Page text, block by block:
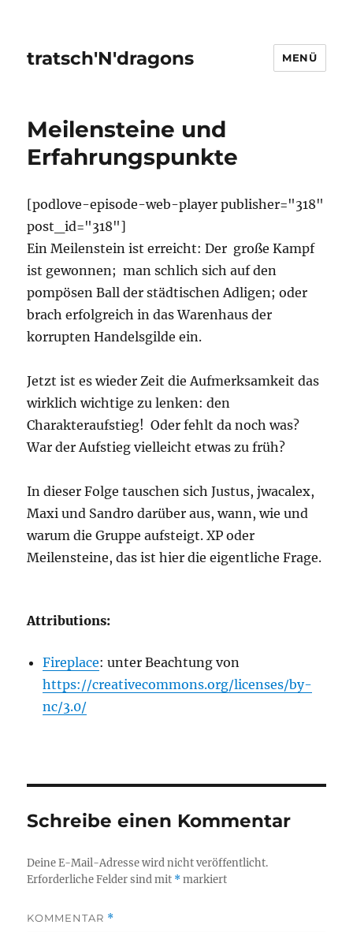
tratsch'N'dragons MENÜ
Meilensteine und
Erfahrungspunkte
[podlove-episode-web-player publisher="318"
post_id="318"]
Ein Meilenstein ist erreicht: Der große Kampf
ist gewonnen; man schlich sich auf den
pompösen Ball der städtischen Adligen; oder
brach erfolgreich in das Warenhaus der
korrupten Handelsgilde ein.
Jetzt ist es wieder Zeit die Aufmerksamkeit das
wirklich wichtige zu lenken: den
Charakteraufstieg! Oder fehlt da noch was?
War der Aufstieg vielleicht etwas zu früh?
In dieser Folge tauschen sich Justus, jwacalex,
Maxi und Sandro darüber aus, wann, wie und
warum die Gruppe aufsteigt. XP oder
Meilensteine, das ist hier die eigentliche Frage.
Attributions:
Fireplace: unter Beachtung von
https://creativecommons.org/licenses/by-
nc/3.0/
Schreibe einen Kommentar
Deine E-Mail-Adresse wird nicht veröffentlicht.
Erforderliche Felder sind mit *markiert
KOMMENTAR *